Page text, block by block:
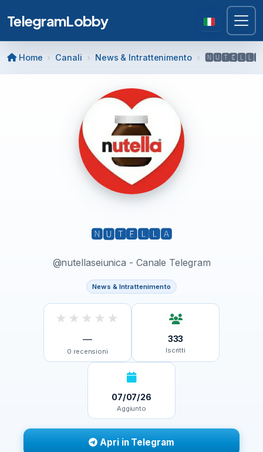
TelegramLobby
Home Canali News & Intrattenimento 🅽🆄🆃🅴🅻🅻🅰
🅽🆄🆃🅴🅻🅻🅰
@nutellaseiunica - Canale Telegram
News & Intrattenimento
★ ★ ★ ★ ★
—
0 recensioni
333
Iscritti
07/07/26
Aggiunto
Apri in Telegram